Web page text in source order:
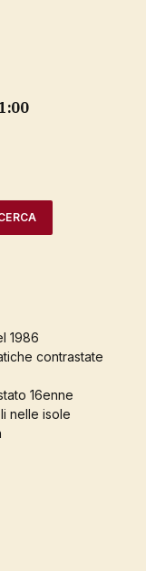
1986
contrastate
16enne
nelle isole